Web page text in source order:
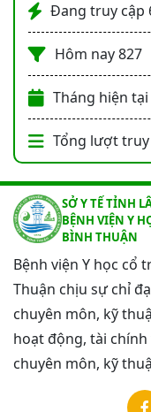
Đang truy cập
Hôm nay827
Tháng hiện tại
Tổng lượt truy
SỞ Y TẾ TỈNH
BỆNH VIỆN Y
BÌNH THUẬN
Bệnh viện Y học cổ
Thuận chịu sự chỉ
chuyên môn, kỹ
hoạt động, tài chính
chuyên môn, kỹ